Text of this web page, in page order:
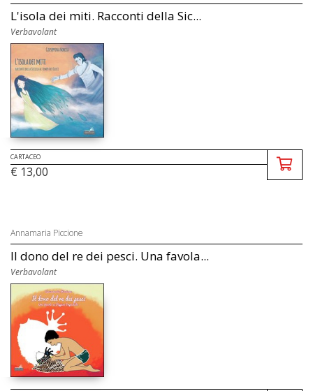
L'isola dei miti. Racconti della Sic...
Verbavolant
CARTACEO
€ 13,00
Annamaria Piccione
Il dono del re dei pesci. Una favola...
Verbavolant